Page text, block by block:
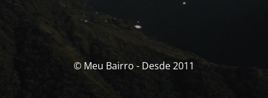
© Meu Bairro - Desde 2011